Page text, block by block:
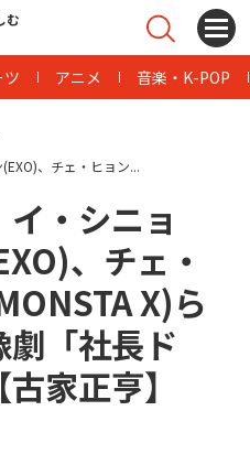
む
ツ アニメ 音楽・K-POP
、チェ・ヒョン...
イ・シニョ
、チェ・
X)ら
「社長ド
家正亨】